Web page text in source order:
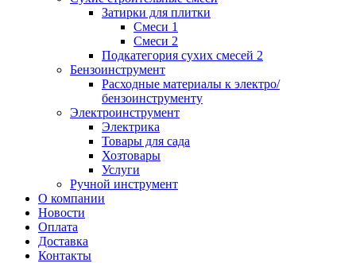
Затирки для плитки
Смеси 1
Смеси 2
Подкатегория сухих смесей 2
Бензоинструмент
Расходные материалы к электро/
бензоинструменту
Электроинструмент
Электрика
Товары для сада
Хозтовары
Услуги
Ручной инструмент
О компании
Новости
Оплата
Доставка
Контакты